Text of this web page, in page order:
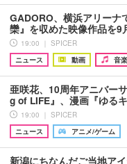
GADORO、横浜アリーナ
欒』を収めた映像作品を
19:00 ｜ SPICER
ニュース
動画 音楽
亜咲花、10周年アニバー
g of LIFE』、漫画『ゆる
19:00 ｜ SPICER
ニュース
アニメ/ゲーム
新潟にちなんだご当地ア